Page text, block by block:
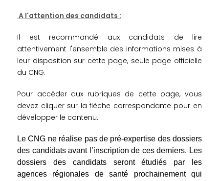
A l'attention des candidats :
Il est recommandé aux candidats de lire
attentivement l'ensemble des informations mises à
leur disposition sur cette page, seule page officielle
du CNG.
Pour accéder aux rubriques de cette page, vous
devez cliquer sur la flèche correspondante pour en
développer le contenu.
Le CNG ne réalise pas de pré-expertise des dossiers
des candidats avant l’inscription de ces derniers. Les
dossiers des candidats seront étudiés par les
agences régionales de santé prochainement qui